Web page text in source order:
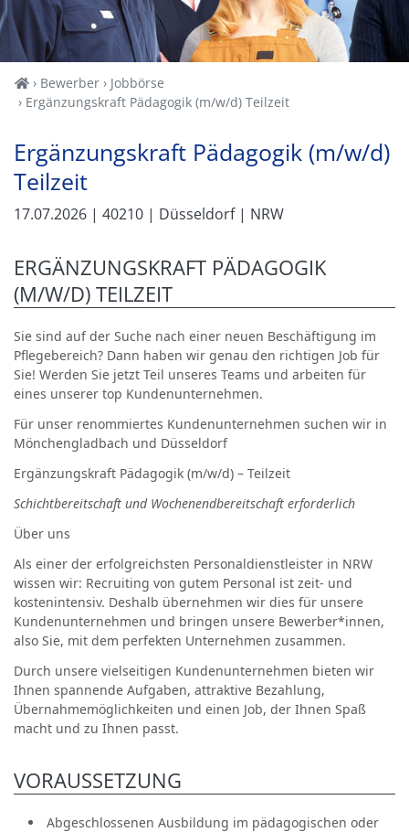
Home
Bewerber
Jobbörse
Ergänzungskraft Pädagogik (m/w/d) Teilzeit
Ergänzungskraft Pädagogik (m/w/d)
Teilzeit
17.07.2026 | 40210 | Düsseldorf| NRW
ERGÄNZUNGSKRAFT PÄDAGOGIK
(M/W/D) TEILZEIT
Sie sind auf der Suche nach einer neuen Beschäftigung im
Pflegebereich? Dann haben wir genau den richtigen Job für
Sie! Werden Sie jetzt Teil unseres Teams und arbeiten für
eines unserer top Kundenunternehmen.
Für unser renommiertes Kundenunternehmen suchen wir in
Mönchengladbach und Düsseldorf
Ergänzungskraft Pädagogik (m/w/d) – Teilzeit
Schichtbereitschaft und Wochenendbereitschaft erforderlich
Über uns
Als einer der erfolgreichsten Personaldienstleister in NRW
wissen wir: Recruiting von gutem Personal ist zeit- und
kostenintensiv. Deshalb übernehmen wir dies für unsere
Kundenunternehmen und bringen unsere Bewerber*innen,
also Sie, mit dem perfekten Unternehmen zusammen.
Durch unsere vielseitigen Kundenunternehmen bieten wir
Ihnen spannende Aufgaben, attraktive Bezahlung,
Übernahmemöglichkeiten und einen Job, der Ihnen Spaß
macht und zu Ihnen passt.
VORAUSSETZUNG
Abgeschlossenen Ausbildung im pädagogischen oder